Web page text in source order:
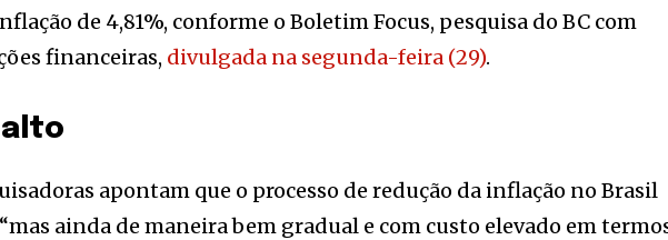
de 4,81%, conforme o Boletim Focus, pesquisa do BC com
financeiras, divulgada na segunda-feira (29).
apontam que o processo de redução da inflação no Brasil
ainda de maneira bem gradual e com custo elevado em